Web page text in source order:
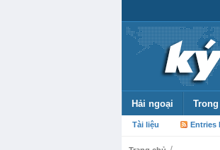
Hải ngoại
Tài liệu Entries